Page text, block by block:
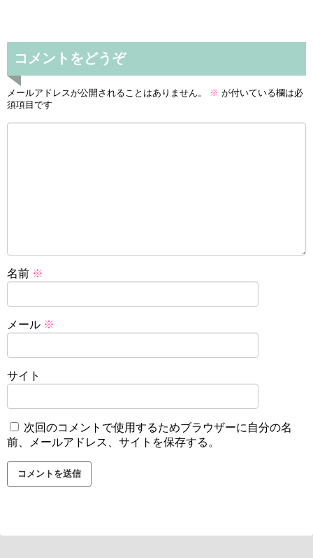
コメントをどうぞ
メールアドレスが公開されることはありません。 ※ が付いている欄は必
須項目です
名前 ※
メール ※
サイト
次回のコメントで使用するためブラウザーに自分の名
前、メールアドレス、サイトを保存する。